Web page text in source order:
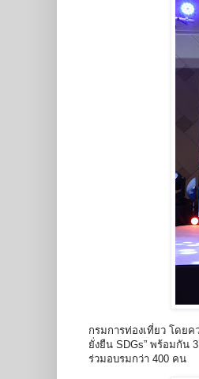
กรมการท่องเที่ยว โดย
ยั่งยืน SDGs” พร้อมกัน
ร่วมอบรมกว่า 400 คน